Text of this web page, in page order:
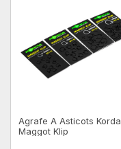
Agrafe A Asticots Korda
Maggot Klip